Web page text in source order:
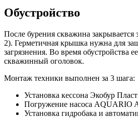
Обустройство
После бурения скважина закрывается
2). Герметичная крышка нужна для
загрязнения. Во время обустройства
скважинный оголовок.
Монтаж техники выполнен за 3 шага:
Установка кессона Экобур
Погружение насоса AQUARIO
Установка гидробака и